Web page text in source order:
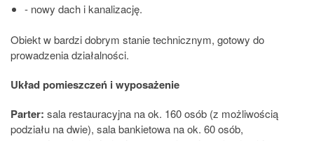
- nowy dach i kanalizację.
Obiekt w bardzi dobrym stanie technicznym, gotowy do
prowadzenia działalności.
Układ pomieszczeń i wyposażenie
Parter: sala restauracyjna na ok. 160 osób (z możliwością
podziału na dwie), sala bankietowa na ok. 60 osób,